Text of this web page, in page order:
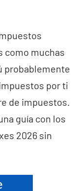
como muchas
probablemente
por ti
de impuestos.
guía con los
2026 sin